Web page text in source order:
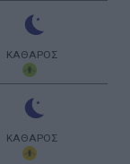
ΚΑΘΑΡΟΣ
ΚΑΘΑΡΟΣ